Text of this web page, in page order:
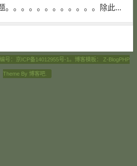
。。。。。。。。。。。。除此...
号： 京ICP备14012955号-1 。博客模板： Z-BlogPHP
Theme By 博客吧.